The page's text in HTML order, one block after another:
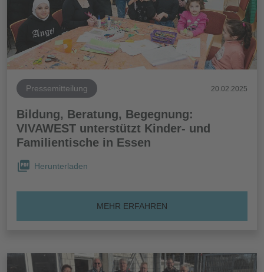
Pressemitteilung 20.02.2025
Bildung, Beratung, Begegnung:
VIVAWEST unterstützt Kinder- und
Familientische in Essen
Herunterladen
MEHR ERFAHREN